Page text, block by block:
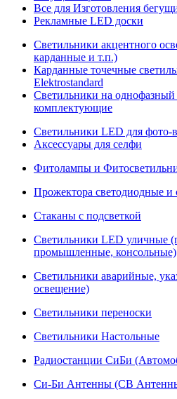
Все для Изготовления
Рекламные LED доски
Светильники акцентного
карданные и т.п.)
Карданные точечные
Elektrostandard
Светильники на
комплектующие
Светильники LED для фото-
Аксессуары для селфи
Фитолампы и
Прожектора светодиодные и
Стаканы с подсветкой
Светильники LED уличные
промышленные, консольные)
Светильники аварийные,
освещение)
Светильники переноски
Светильники Настольные
Радиостанции СиБи
Си-Би Антенны (СВ